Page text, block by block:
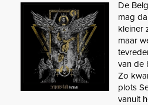
De
mag
kleiner
maar
van de
Zo
plots
vanuit